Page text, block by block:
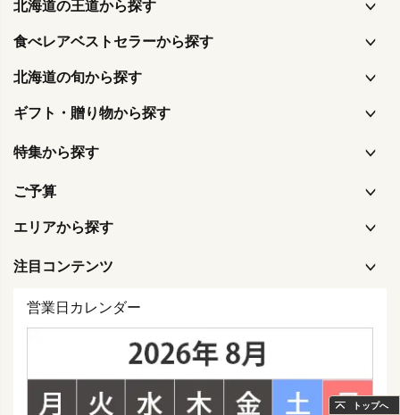
北海道の王道から探す
食べレアベストセラーから探す
北海道の旬から探す
ギフト・贈り物から探す
特集から探す
ご予算
エリアから探す
注目コンテンツ
営業日カレンダー
トップへ